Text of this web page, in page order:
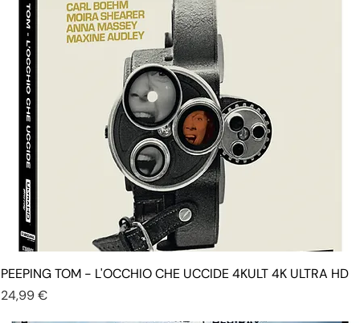
PEEPING TOM - L'OCCHIO CHE UCCIDE 4KULT 4K ULTRA HD
Prezzo
24,99 €